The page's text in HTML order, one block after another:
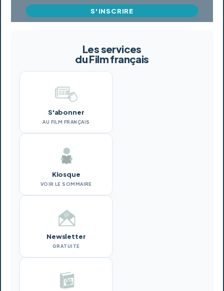
S'INSCRIRE
Les services
du Film français
S'abonner
AU FILM FRANÇAIS
Kiosque
VOIR LE SOMMAIRE
Newsletter
GRATUITE